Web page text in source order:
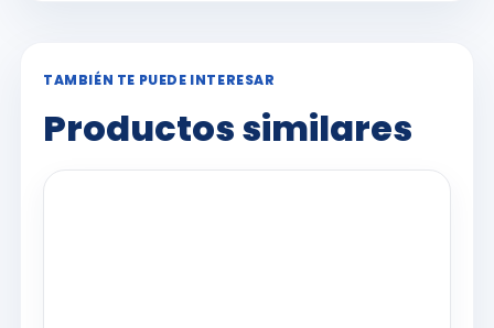
TAMBIÉN TE PUEDE INTERESAR
Productos similares